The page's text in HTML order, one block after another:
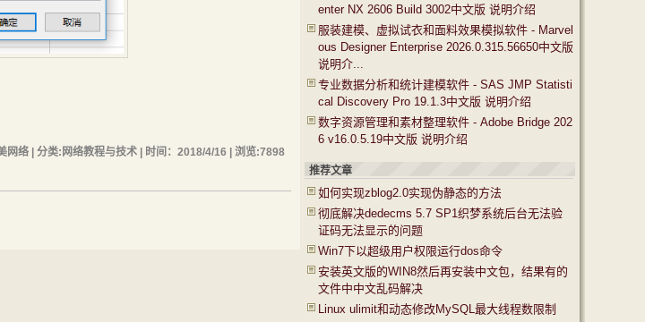
enter NX 2606 Build 3002中文版 说明介绍
服装建模、虚拟试衣和面料效果模拟软件 - Marvel
ous Designer Enterprise 2026.0.315.56650中文版
说明介...
专业数据分析和统计建模软件 - SAS JMP Statisti
cal Discovery Pro 19.1.3中文版 说明介绍
数字资源管理和素材整理软件 - Adobe Bridge 202
6 v16.0.5.19中文版 说明介绍
推荐文章
如何实现zblog2.0实现伪静态的方法
彻底解决dedecms 5.7 SP1织梦系统后台无法验
证码无法显示的问题
Win7下以超级用户权限运行dos命令
安装英文版的WIN8然后再安装中文包，结果有的
文件中中文乱码解决
Linux ulimit和动态修改MySQL最大线程数限制
网络 | 分类:网络教程与技术 | 时间：2018/4/16 | 浏览:7898